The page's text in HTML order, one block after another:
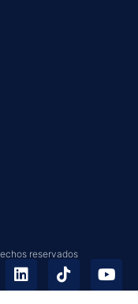
reservados